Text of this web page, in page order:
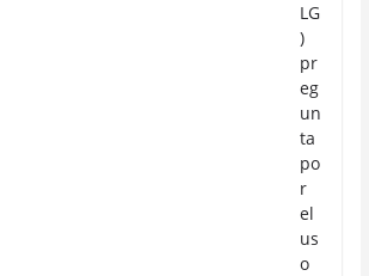
LG
)
pr
eg
un
ta
po
r
el
us
o